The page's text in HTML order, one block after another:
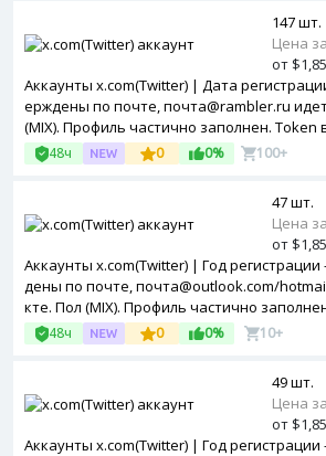
Аккаунты x.com(Twitter) | Дата
ерждены по почте, почта@rambler.ru
(MIX). Профиль частично заполнен. Token
стрированы с RU ip.
48ч 0 0% 100+
147 шт.
Цена
от $1,85
Аккаунты x.com(Twitter) | Год регистрации
дены по почте, почта@outlook.com/
кте. Пол (MIX). Профиль частично
е. Двухфакторная авторизация
с France ip.
48ч 0 0% 10+
47 шт.
Цена
от $1,85
Аккаунты x.com(Twitter) | Год регистрации
49 шт.
Цена
от $1,85